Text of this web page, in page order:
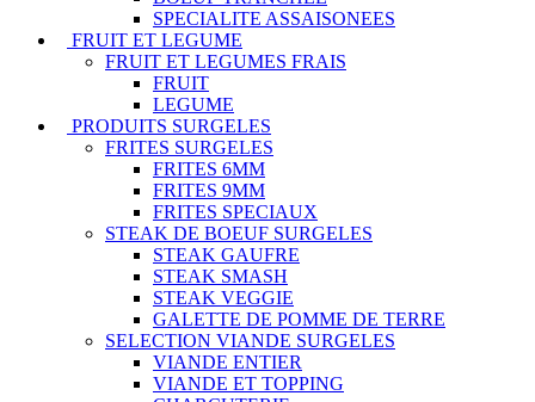
SPECIALITE ASSAISONEES
FRUIT ET LEGUME
FRUIT ET LEGUMES FRAIS
FRUIT
LEGUME
PRODUITS SURGELES
FRITES SURGELES
FRITES 6MM
FRITES 9MM
FRITES SPECIAUX
STEAK DE BOEUF SURGELES
STEAK GAUFRE
STEAK SMASH
STEAK VEGGIE
GALETTE DE POMME DE TERRE
SELECTION VIANDE SURGELES
VIANDE ENTIER
VIANDE ET TOPPING